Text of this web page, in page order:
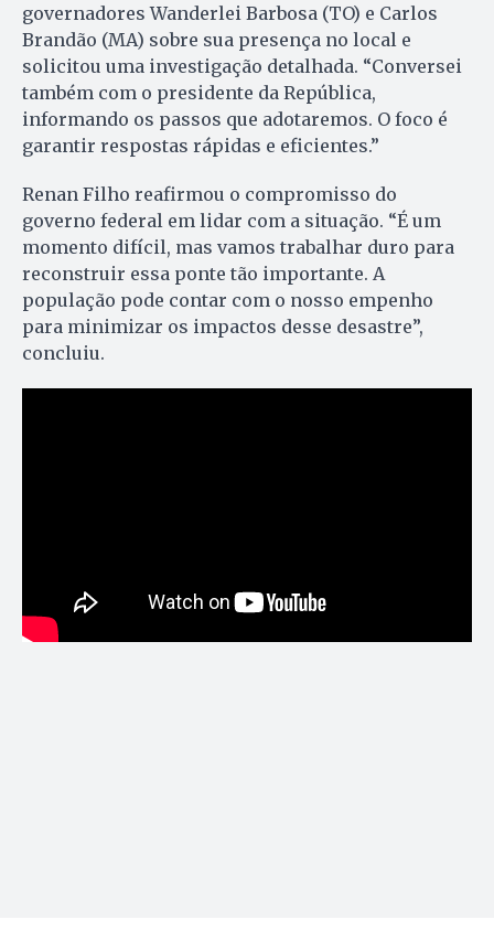
governadores Wanderlei Barbosa (TO) e Carlos
Brandão (MA) sobre sua presença no local e
solicitou uma investigação detalhada. “Conversei
também com o presidente da República,
informando os passos que adotaremos. O foco é
garantir respostas rápidas e eficientes.”
Renan Filho reafirmou o compromisso do
governo federal em lidar com a situação. “É um
momento difícil, mas vamos trabalhar duro para
reconstruir essa ponte tão importante. A
população pode contar com o nosso empenho
para minimizar os impactos desse desastre”,
concluiu.